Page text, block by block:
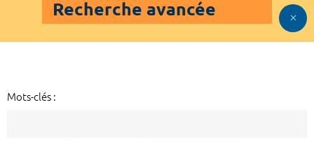
Recherche avancée
Mots-clés :